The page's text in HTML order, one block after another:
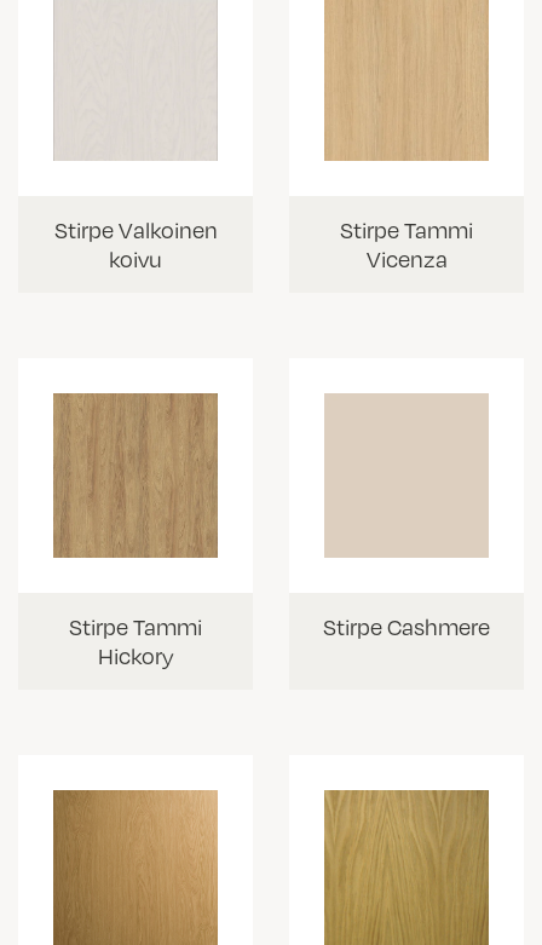
Stirpe Valkoinen
koivu
Stirpe Tammi
Vicenza
Stirpe Tammi
Hickory
Stirpe Cashmere